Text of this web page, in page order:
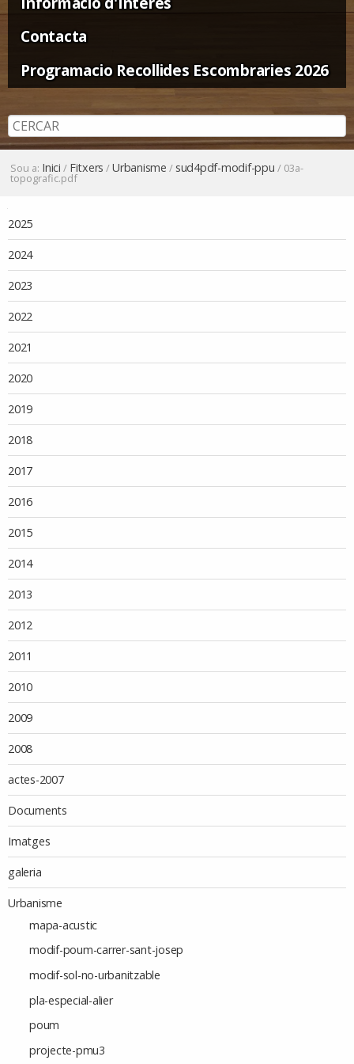
Contacta
Programacio Recollides Escombraries 2026
Sou a: Inici / Fitxers /Urbanisme / sud4pdf-modif-ppu / 03a-
topografic.pdf
2025
2024
2023
2022
2021
2020
2019
2018
2017
2016
2015
2014
2013
2012
2011
2010
2009
2008
actes-2007
Documents
Imatges
galeria
Urbanisme
mapa-acustic
modif-poum-carrer-sant-josep
modif-sol-no-urbanitzable
pla-especial-alier
poum
projecte-pmu3